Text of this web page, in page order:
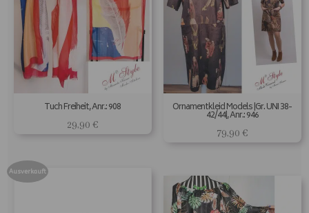
Tuch Freiheit, Anr.: 908
29,90 €
Ornamentkleid Models |Gr. UNI 38-
42/44|, Anr.: 946
79,90 €
Ausverkauft